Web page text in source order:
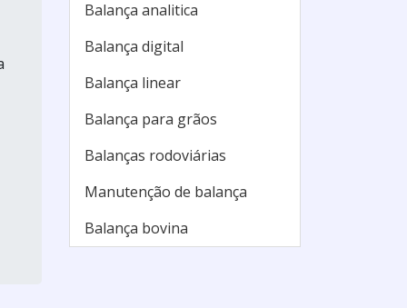
preço
Balança ferroviária
Balança industrial
Balança industrial 1000kg
Balança industrial 300kg
Balança industrial digital
Balança industrial eletrônica
Balança analitica
Balança digital
Balança linear
Balança para grãos
Balanças rodoviárias
Manutenção de balança
Balança bovina